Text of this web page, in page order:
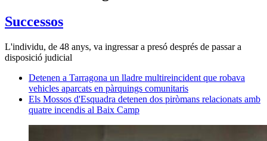
Successos
L'individu, de 48 anys, va ingressar a presó després de passar a
disposició judicial
Detenen a Tarragona un lladre multireincident que robava
vehicles aparcats en pàrquings comunitaris
Els Mossos d'Esquadra detenen dos piròmans relacionats amb
quatre incendis al Baix Camp